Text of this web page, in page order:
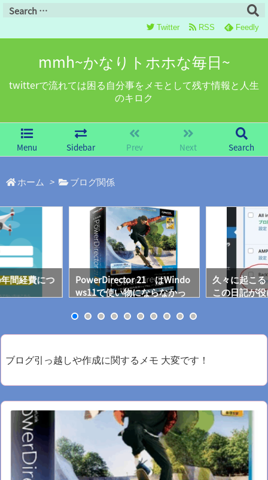
mmh~かなりトホホな毎日~
twitterで流れては困る自分事をメモとして残す情報と人生
のキロク
Menu Sidebar Prev Next Search
Twitter RSS Feedly
ホーム > ブログ関係
間経費につ
PowerDirector 21 はWindo
ws11で使い物にならなかっ
久々に起こ
この日記が
ブログ引っ越しや作成に関するメモ 大変です！